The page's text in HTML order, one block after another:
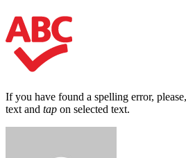
If you have found a spelling error,
text and tap on selected text.